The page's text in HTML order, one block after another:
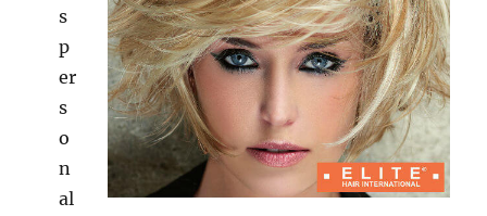
s
p
er
s
o
n
al